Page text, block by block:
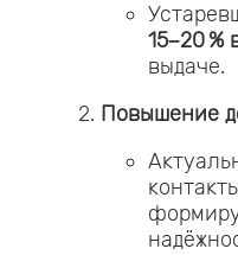
15–20 %
выдаче.
Повышение